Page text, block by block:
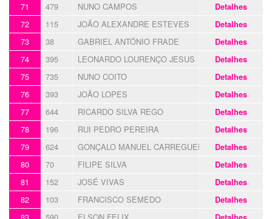
71 479 NUNO CAMPOS Detalhes
72 115 JOÃO ALEXANDRE ESTEVES Detalhes
73 38 GABRIEL ANTÓNIO FRADE Detalhes
74 395 LEONARDO LOURENÇO JESUS Detalhes
75 735 NUNO COITO Detalhes
76 393 JOÃO LOPES Detalhes
77 644 RICARDO SILVA REGO Detalhes
78 196 RUI PEDRO PEREIRA Detalhes
79 624 GONÇALO MANUEL CARREGUEIRO Detalhes
80 70 FILIPE SILVA Detalhes
81 152 JOSÉ VIVAS Detalhes
82 103 FRANCISCO SEMEDO Detalhes